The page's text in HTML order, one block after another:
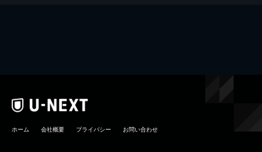
ホーム 会社概要 プライバシー お問い合わせ